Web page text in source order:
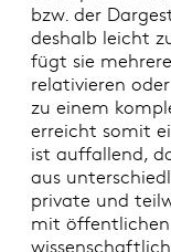
bzw. der
deshalb leicht
fügt sie
relativieren
zu einem
erreicht somit
ist auffallend,
aus
private und
mit